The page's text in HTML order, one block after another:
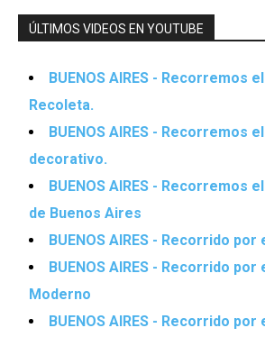
ÚLTIMOS VIDEOS EN YOUTUBE
BUENOS AIRES - Recorremos
Recoleta.
BUENOS AIRES - Recorremos
decorativo.
BUENOS AIRES - Recorremos
de Buenos Aires
BUENOS AIRES - Recorrido
BUENOS AIRES - Recorrido
Moderno
BUENOS AIRES - Recorrido